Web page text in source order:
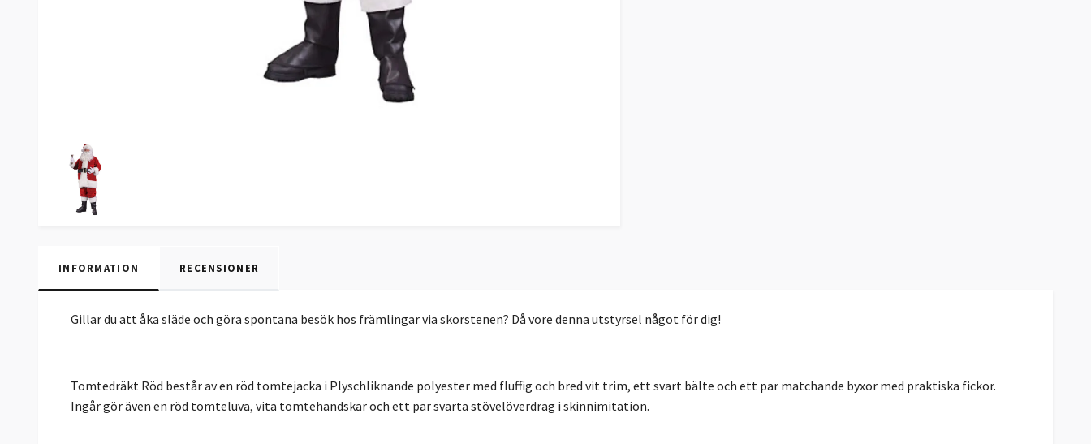
INFORMATION RECENSIONER
Gillar du att åka släde och göra spontana besök hos främlingar via skorstenen? Då vore denna utstyrsel något för dig!
Tomtedräkt Röd består av en röd tomtejacka i Plyschliknande polyester med fluffig och bred vit trim, ett svart bälte och ett par matchande byxor med praktiska fickor.
Ingår gör även en röd tomteluva, vita tomtehandskar och ett par svarta stövelöverdrag i skinnimitation.